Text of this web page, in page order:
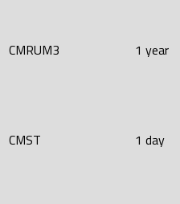
CMRUM3 1 year
CMST 1 day